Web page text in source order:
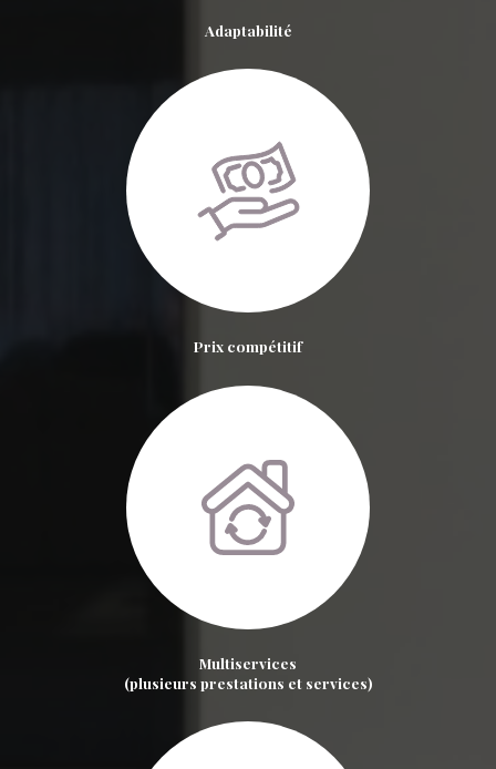
Adaptabilité
Prix compétitif
Multiservices
(plusieurs prestations et services)